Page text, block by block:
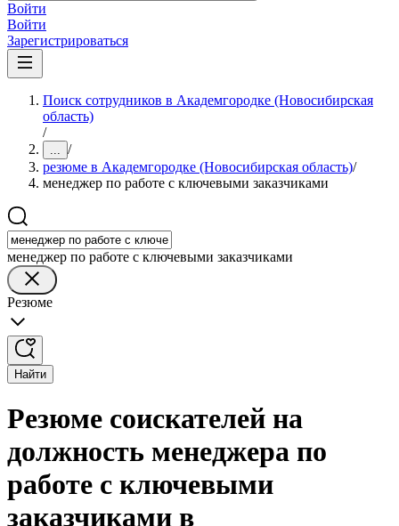
Войти
Войти
Зарегистрироваться
Поиск сотрудников в Академгородке (Новосибирская
область)
/
... /
резюме в Академгородке (Новосибирская область)/
менеджер по работе с ключевыми заказчиками
менеджер по работе с ключевыми заказчиками
Резюме
Найти
Резюме соискателей на
должность менеджера по
работе с ключевыми
заказчиками в